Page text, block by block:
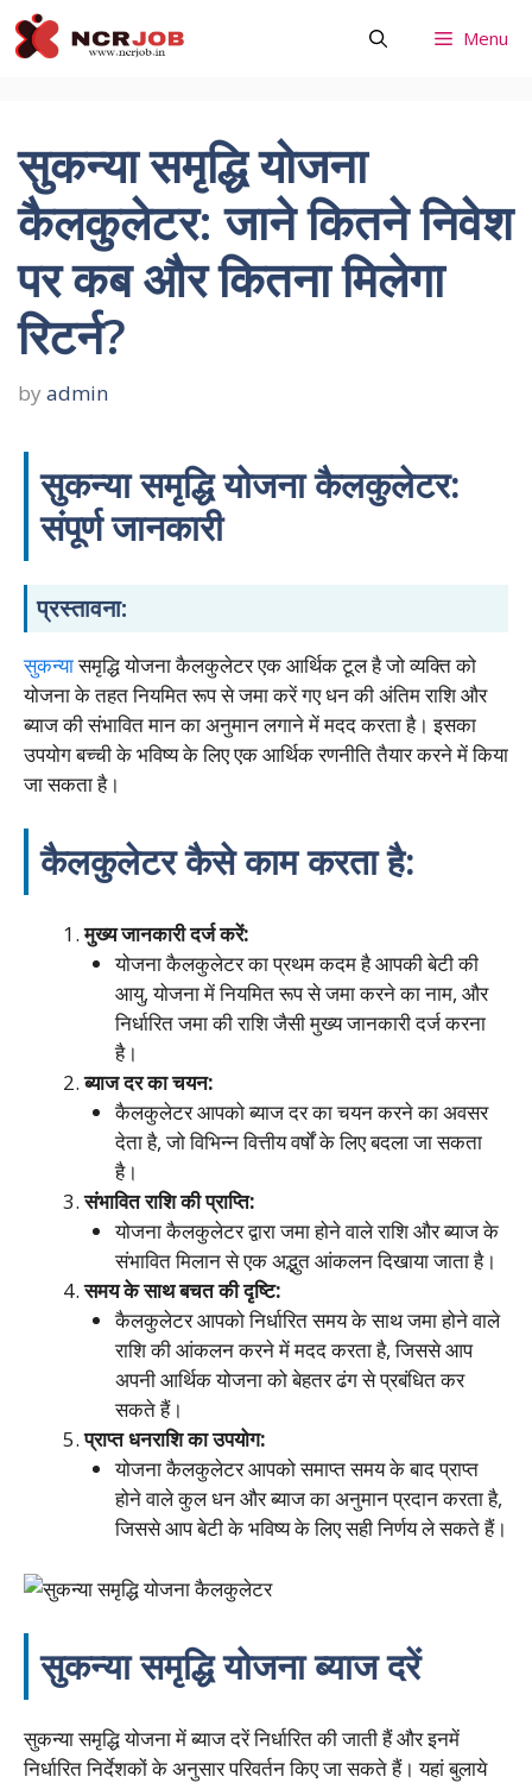
Skip
to
Menu
सुकन्या समृद्धि योजना
कैलकुलेटर: जाने कितने निवेश
पर कब और कितना मिलेगा
रिटर्न?
by admin
सुकन्या समृद्धि योजना कैलकुलेटर:
संपूर्ण जानकारी
प्रस्तावना:
सुकन्यासमृद्धि योजना कैलकुलेटर एक आर्थिक टूल है जो व्यक्ति को
योजना के तहत नियमित रूप से जमा करें गए धन की अंतिम राशि और
ब्याज की संभावित मान का अनुमान लगाने में मदद करता है। इसका
उपयोग बच्ची के भविष्य के लिए एक आर्थिक रणनीति तैयार करने में किया
जा सकता है।
कैलकुलेटर कैसे काम करता है:
मुख्य जानकारी दर्ज करें:
योजना कैलकुलेटर का प्रथम कदम है आपकी बेटी की
आयु, योजना में नियमित रूप से जमा करने का नाम, और
निर्धारित जमा की राशि जैसी मुख्य जानकारी दर्ज करना
है।
ब्याज दर का चयन:
कैलकुलेटर आपको ब्याज दर का चयन करने का अवसर
देता है, जो विभिन्न वित्तीय वर्षों के लिए बदला जा सकता
है।
संभावित राशि की प्राप्ति:
योजना कैलकुलेटर द्वारा जमा होने वाले राशि और ब्याज के
संभावित मिलान से एक अद्भुत आंकलन दिखाया जाता है।
समय के साथ बचत की दृष्टि:
कैलकुलेटर आपको निर्धारित समय के साथ जमा होने वाले
राशि की आंकलन करने में मदद करता है, जिससे आप
अपनी आर्थिक योजना को बेहतर ढंग से प्रबंधित कर
सकते हैं।
प्राप्त धनराशि का उपयोग:
योजना कैलकुलेटर आपको समाप्त समय के बाद प्राप्त
होने वाले कुल धन और ब्याज का अनुमान प्रदान करता है,
जिससे आप बेटी के भविष्य के लिए सही निर्णय ले सकते हैं।
सुकन्या समृद्धि योजना ब्याज दरें
सुकन्या समृद्धि योजना में ब्याज दरें निर्धारित की जाती हैं और इनमें
निर्धारित निर्देशकों के अनुसार परिवर्तन किए जा सकते हैं। यहां बुलाये